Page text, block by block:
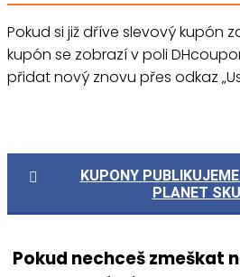
Pokud si již dříve slevový kupón
kupón se zobrazí v poli
přidat nový znovu přes odkaz
KUPONY
PLANET
Pokud nechceš zmeškat